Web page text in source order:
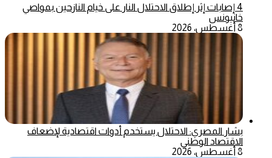
4 إصابات إثر إطلاق الاحتلال النار على خيام النازحين بمواصي
خانيونس
8 أغسطس، 2026
بشار المصري: الاحتلال يستخدم أدوات اقتصادية لإضعاف
الاقتصاد الوطني
8 أغسطس، 2026